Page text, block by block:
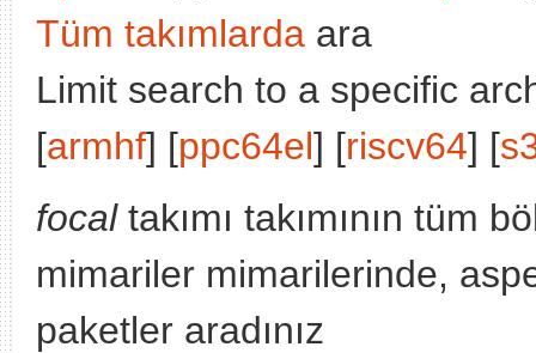
Tüm takımlarda ara
Limit search to a specific
[armhf] [ppc64el] [riscv64] [
focaltakımı takımının tüm
mimariler mimarilerinde,
paketler aradınız